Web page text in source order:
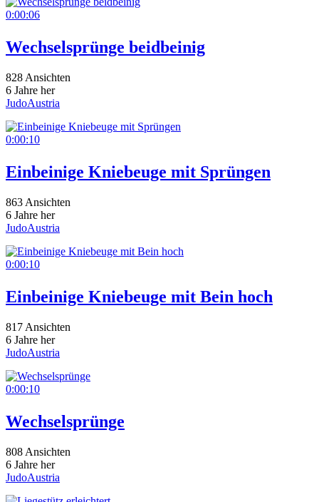
0:00:06
Wechselsprünge beidbeinig
828 Ansichten
6 Jahre her
JudoAustria
0:00:10
Einbeinige Kniebeuge mit Sprüngen
863 Ansichten
6 Jahre her
JudoAustria
0:00:10
Einbeinige Kniebeuge mit Bein hoch
817 Ansichten
6 Jahre her
JudoAustria
0:00:10
Wechselsprünge
808 Ansichten
6 Jahre her
JudoAustria